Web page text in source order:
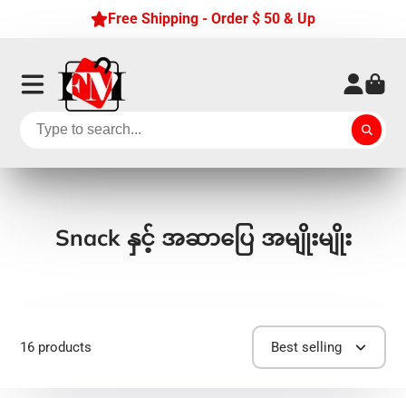
Free Shipping - Order $ 50 & Up
Snack နှင့် အဆာပြေ အမျိုးမျိုး
16 products Best selling